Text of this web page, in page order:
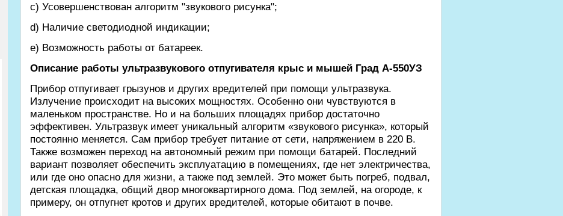
c) Усовершенствован алгоритм "звукового рисунка";
d) Наличие светодиодной индикации;
e) Возможность работы от батареек.
Описание работы ультразвукового отпугивателя крыс и мышей Град А-550УЗ
Прибор отпугивает грызунов и других вредителей при помощи ультразвука.
Излучение происходит на высоких мощностях. Особенно они чувствуются в
маленьком пространстве. Но и на больших площадях прибор достаточно
эффективен. Ультразвук имеет уникальный алгоритм «звукового рисунка», который
постоянно меняется. Сам прибор требует питание от сети, напряжением в 220 В.
Также возможен переход на автономный режим при помощи батарей. Последний
вариант позволяет обеспечить эксплуатацию в помещениях, где нет электричества,
или где оно опасно для жизни, а также под землей. Это может быть погреб, подвал,
детская площадка, общий двор многоквартирного дома. Под землей, на огороде, к
примеру, он отпугнет кротов и других вредителей, которые обитают в почве.